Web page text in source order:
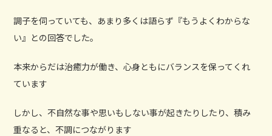
調子を伺っていても、あまり多くは語らず『もうよくわからな
い』との回答でした。
本来からだは治癒力が働き、心身ともにバランスを保ってくれ
ています
しかし、不自然な事や思いもしない事が起きたりしたり、積み
重なると、不調につながります